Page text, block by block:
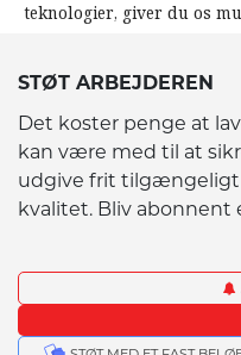
teknologier, giver du os
din browseradfærd eller
du ikke giver samtykke
hjemmesiden negativt.
Vis
STØT ARBEJDEREN
Det koster penge at
kan være med til at
udgive frit tilgængeligt
kvalitet. Bliv abonnent